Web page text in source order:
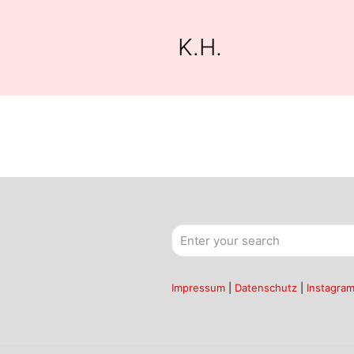
K.H.
Impressum Datenschutz Instagram